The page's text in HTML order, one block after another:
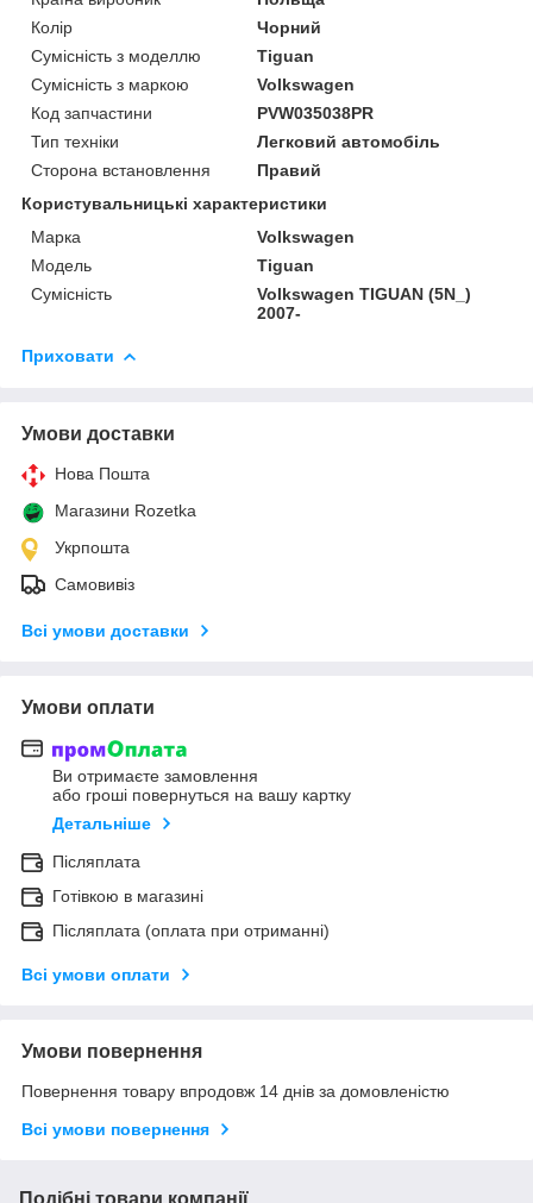
Колір
Чорний
Сумісність з моделлю
Tiguan
Сумісність з маркою
Volkswagen
Код запчастини
PVW035038PR
Тип техніки
Легковий автомобіль
Сторона встановлення
Правий
Користувальницькі характеристики
Марка
Volkswagen
Модель
Tiguan
Сумісність
Volkswagen TIGUAN (5N_)
2007-
Приховати
Умови доставки
Нова Пошта
Магазини Rozetka
Укрпошта
Самовивіз
Всі умови доставки
Умови оплати
Ви отримаєте замовлення
або гроші повернуться на вашу картку
Детальніше
Післяплата
Готівкою в магазині
Післяплата (оплата при отриманні)
Всі умови оплати
Умови повернення
Повернення товару впродовж 14 днів за домовленістю
Всі умови повернення